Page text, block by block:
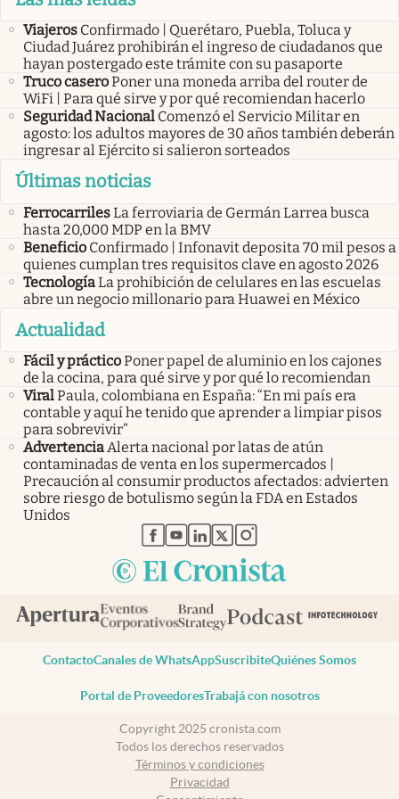
Viajeros Confirmado | Querétaro, Puebla, Toluca y
Ciudad Juárez prohibirán el ingreso de ciudadanos que
hayan postergado este trámite con su pasaporte
Truco caseroPoner una moneda arriba del router de
WiFi | Para qué sirve y por qué recomiendan hacerlo
Seguridad Nacional Comenzó el Servicio Militar en
agosto: los adultos mayores de 30 años también deberán
ingresar al Ejército si salieron sorteados
Últimas noticias
FerrocarrilesLa ferroviaria de Germán Larrea busca
hasta 20,000 MDP en la BMV
Beneficio Confirmado | Infonavit deposita 70 mil pesos a
quienes cumplan tres requisitos clave en agosto 2026
TecnologíaLa prohibición de celulares en las escuelas
abre un negocio millonario para Huawei en México
Actualidad
Fácil y prácticoPoner papel de aluminio en los cajones
de la cocina, para qué sirve y por qué lo recomiendan
ViralPaula, colombiana en España: “En mi país era
contable y aquí he tenido que aprender a limpiar pisos
para sobrevivir”
AdvertenciaAlerta nacional por latas de atún
contaminadas de venta en los supermercados |
Precaución al consumir productos afectados: advierten
sobre riesgo de botulismo según la FDA en Estados
Unidos
abre en nueva pestaña
abre en nueva pestaña
abre en nueva pestaña
abre en nueva pestaña
abre en nueva pestaña
ContactoCanales de WhatsAppSuscribiteQuiénes Somos
Portal de ProveedoresTrabajá con nosotros
Copyright 2025 cronista.com
Todos los derechos reservados
Términos y condiciones
Privacidad